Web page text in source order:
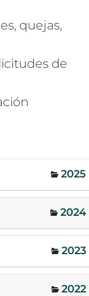
quejas,
de
2025
2024
2023
2022